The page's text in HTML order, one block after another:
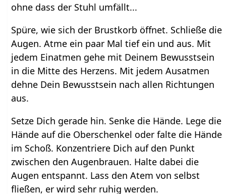
ohne dass der Stuhl umfällt...
Spüre, wie sich der Brustkorb öffnet. Schließe die
Augen. Atme ein paar Mal tief ein und aus. Mit
jedem Einatmen gehe mit Deinem Bewusstsein
in die Mitte des Herzens. Mit jedem Ausatmen
dehne Dein Bewusstsein nach allen Richtungen
aus.
Setze Dich gerade hin. Senke die Hände. Lege die
Hände auf die Oberschenkel oder falte die Hände
im Schoß. Konzentriere Dich auf den Punkt
zwischen den Augenbrauen. Halte dabei die
Augen entspannt. Lass den Atem von selbst
fließen, er wird sehr ruhig werden.